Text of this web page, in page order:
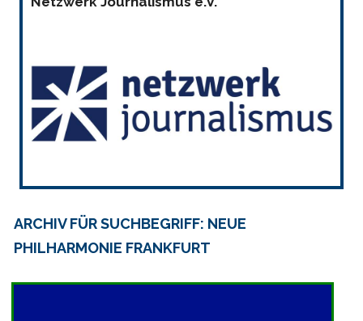
ARCHIV FÜR SUCHBEGRIFF: NEUE
PHILHARMONIE FRANKFURT